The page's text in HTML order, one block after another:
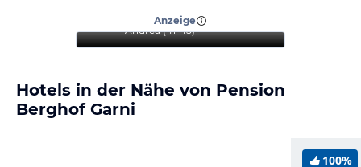
Anzeige
Andrea (41-45)
Hotels in der Nähe von Pension
Berghof Garni
100%